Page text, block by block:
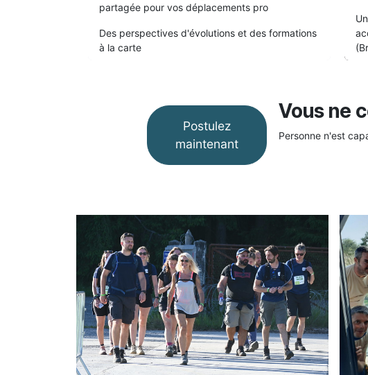
partagée pour vos déplacements pro
Des perspectives d'évolutions et des formations
à la carte
Postulez
maintenant
Vous ne
Personne n'est